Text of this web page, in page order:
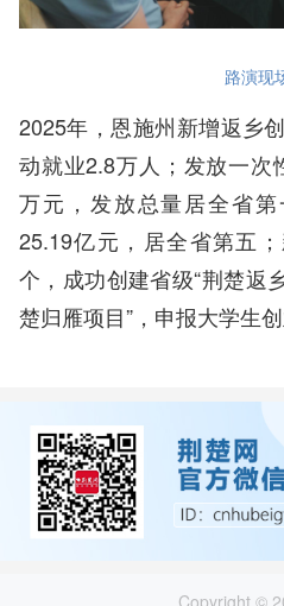
路演现
2025年，恩施州新增返乡
动就业2.8万人；发放一次
万元，发放总量居全省
25.19亿元，居全省第五
个，成功创建省级“荆楚返
楚归雁项目”，申报大学生
Copyright ©